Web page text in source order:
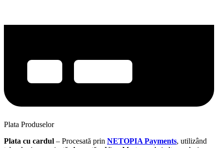
Plata Produselor
Plata cu cardul – Procesată prin NETOPIA Payments, utilizând